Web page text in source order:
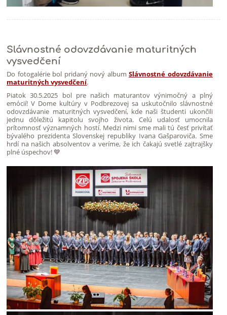
Slávnostné odovzdávanie maturitných
vysvedčení
Do fotogalérie bol pridaný nový albumSlávnostné odovzdávanie
maturitných vysvedčení.
Piatok 30.5.2025 bol pre našich maturantov výnimočný a plný
emócií! V Dome kultúry v Podbrezovej sa uskutočnilo slávnostné
odovzdávanie maturitných vysvedčení, kde naši študenti ukončili
jednu dôležitú kapitolu svojho života. Celú udalosť umocnila
prítomnosť významných hostí. Medzi nimi sme mali tú česť privítať
bývalého prezidenta Slovenskej republiky Ivana Gašparoviča. Sme
hrdí na našich absolventov a veríme, že ich čakajú svetlé zajtrajšky
plné úspechov! 💙